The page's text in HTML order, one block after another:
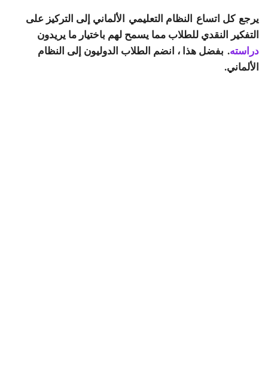
يرجع كل اتساع النظام التعليمي الألماني إلى التركيز على
التفكير النقدي للطلاب مما يسمح لهم باختيار ما يريدون
دراسته. بفضل هذا ، انضم الطلاب الدوليون إلى النظام
الألماني.